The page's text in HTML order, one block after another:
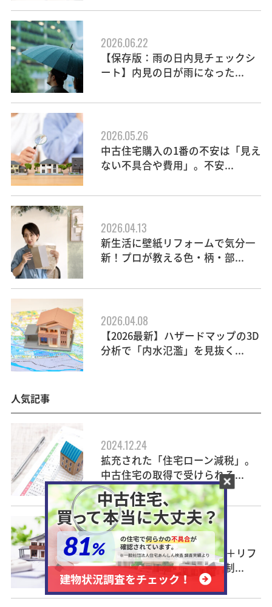
2026.06.22
【保存版：雨の日内見チェックシ
ート】内見の日が雨になった...
2026.05.26
中古住宅購入の1番の不安は「見え
ない不具合や費用」。不安...
2026.04.13
新生活に壁紙リフォームで気分一
新！プロが教える色・柄・部...
2026.04.08
【2026最新】ハザードマップの3D
分析で「内水氾濫」を見抜く...
人気記事
2024.12.24
拡充された「住宅ローン減税」。
中古住宅の取得で受けられる...
2024.05.01
【2024年度】中古住宅購入＋リフ
ォームに使える国の補助金制...